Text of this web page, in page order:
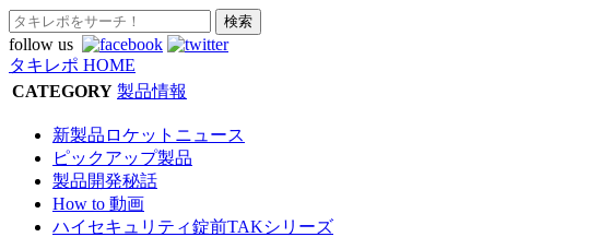
follow us
タキレポ HOME
CATEGORY 製品情報
新製品ロケットニュース
ピックアップ製品
製品開発秘話
How to 動画
ハイセキュリティ錠前TAKシリーズ